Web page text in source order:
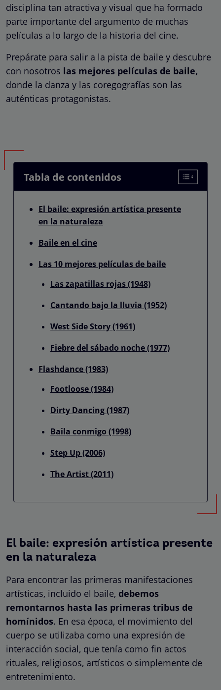
disciplina tan atractiva y visual que ha formado
parte importante del argumento de muchas
películas a lo largo de la historia del cine.
Prepárate para salir a la pista de baile y descubre
con nosotros las mejores películas de baile,
donde la danza y las coregografías son las
auténticas protagonistas.
Tabla de contenidos
El baile: expresión artística presente
en la naturaleza
Baile en el cine
Las 10 mejores películas de baile
Las zapatillas rojas (1948)
Cantando bajo la lluvia (1952)
West Side Story (1961)
Fiebre del sábado noche (1977)
Flashdance (1983)
Footloose (1984)
Dirty Dancing (1987)
Baila conmigo (1998)
Step Up (2006)
The Artist (2011)
El baile: expresión artística presente
en la naturaleza
Para encontrar las primeras manifestaciones
artísticas, incluido el baile, debemos
remontarnos hasta las primeras tribus de
homínidos. En esa época, el movimiento del
cuerpo se utilizaba como una expresión de
interacción social, que tenía como fin actos
rituales, religiosos, artísticos o simplemente de
entretenimiento.